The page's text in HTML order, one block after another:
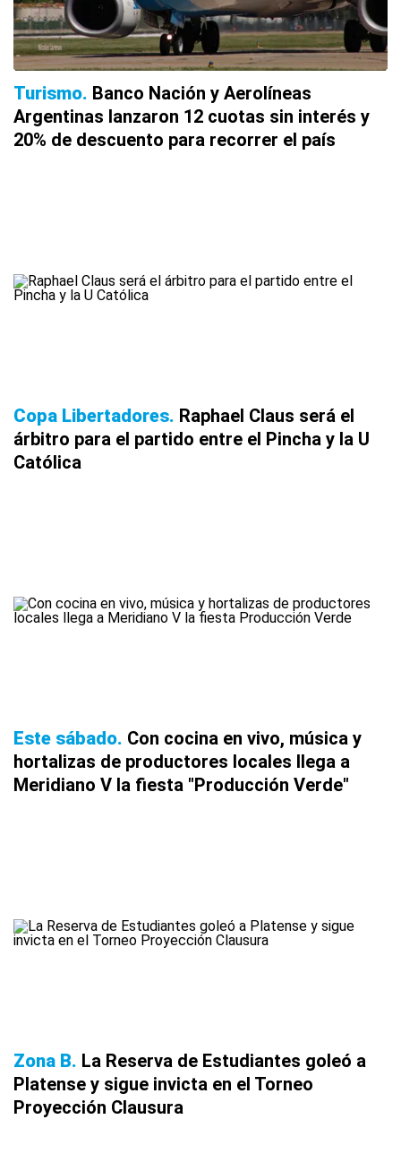
Turismo Banco Nación y Aerolíneas
Argentinas lanzaron 12 cuotas sin interés y
20% de descuento para recorrer el país
Copa Libertadores Raphael Claus será el
árbitro para el partido entre el Pincha y la U
Católica
Este sábado Con cocina en vivo, música y
hortalizas de productores locales llega a
Meridiano V la fiesta "Producción Verde"
Zona B
La Reserva de Estudiantes goleó a
Platense y sigue invicta en el Torneo
Proyección Clausura